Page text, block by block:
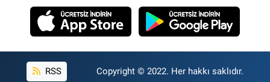
RSS Copyright © 2022. Her hakkı saklıdır.